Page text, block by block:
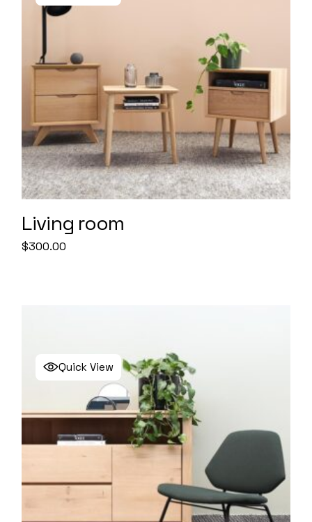
Living room
$300.00
Quick View